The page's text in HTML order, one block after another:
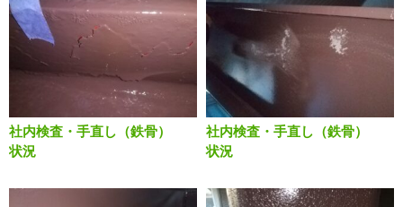
社内検査・手直し（鉄骨）
状況
社内検査・手直し（鉄骨）
状況